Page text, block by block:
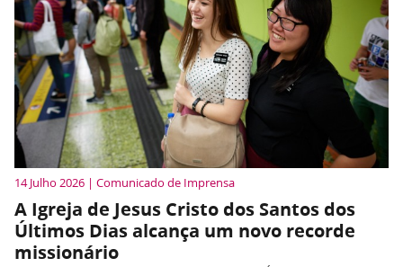
14 Julho 2026 | Comunicado de Imprensa
A Igreja de Jesus Cristo dos Santos dos
Últimos Dias alcança um novo recorde
missionário